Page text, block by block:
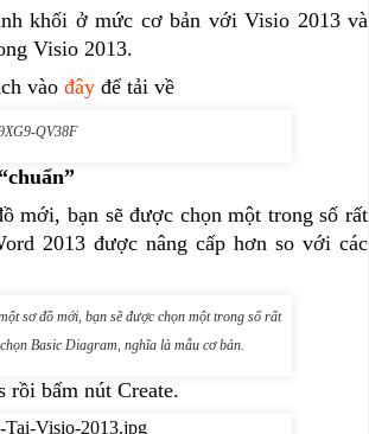
khối ở mức cơ bản với Visio 2013 và
Visio 2013.
vào đây để tải về
QV38F
mới, bạn sẽ được chọn một trong số rất
2013 được nâng cấp hơn so với các
sơ đồ mới, bạn sẽ được chọn một trong số rất
Basic Diagram, nghĩa là mẫu cơ bản.
rồi bấm nút Create.